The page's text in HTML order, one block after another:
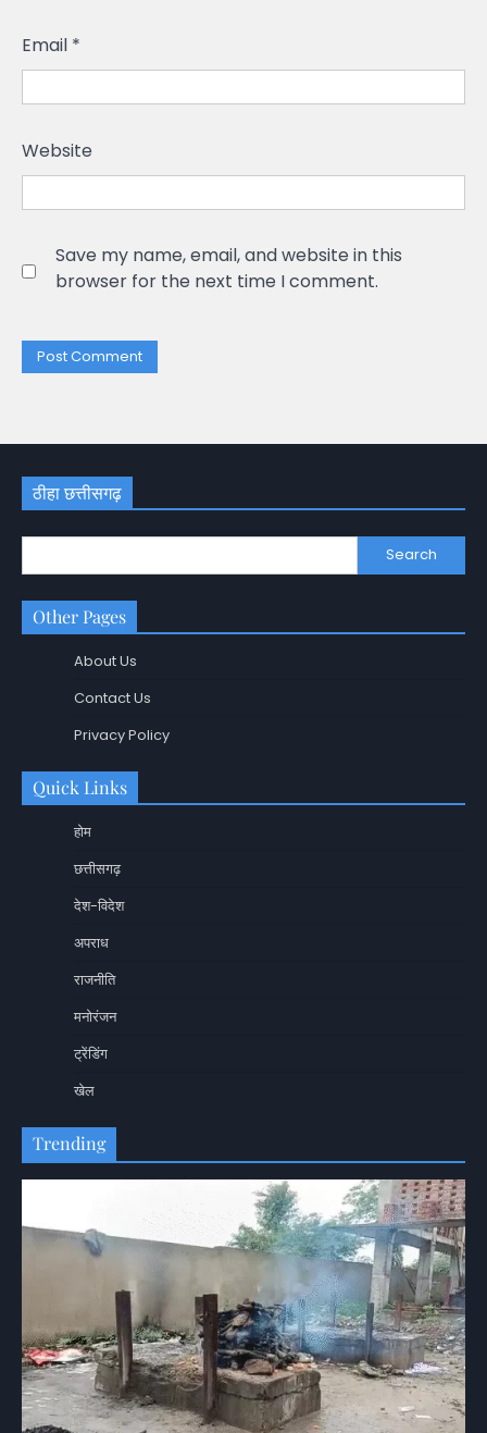
Email *
Website
Save my name, email, and website in this
browser for the next time I comment.
ठीहा छत्तीसगढ़
Search
Other Pages
About Us
Contact Us
Privacy Policy
Quick Links
होम
छत्तीसगढ़
देश-विदेश
अपराध
राजनीति
मनोरंजन
ट्रेंडिंग
खेल
Trending